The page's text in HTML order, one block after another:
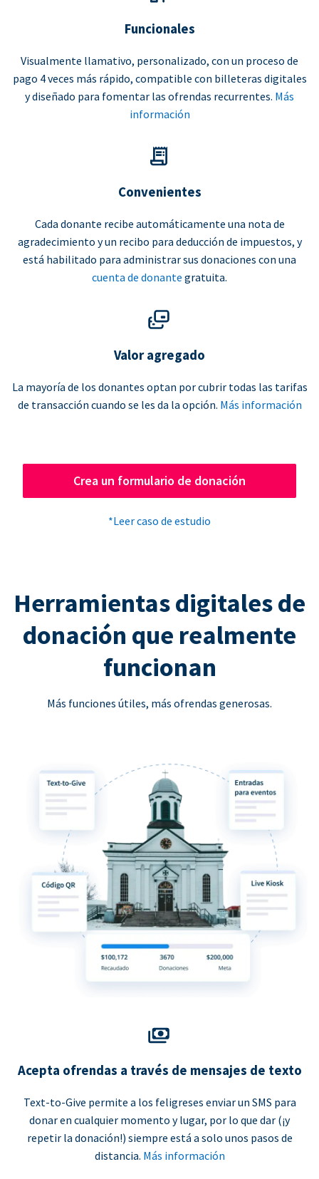
Funcionales
Visualmente llamativo, personalizado, con un proceso de
pago 4 veces más rápido, compatible con billeteras digitales
y diseñado para fomentar las ofrendas recurrentes. Más
información
Convenientes
Cada donante recibe automáticamente una nota de
agradecimiento y un recibo para deducción de impuestos, y
está habilitado para administrar sus donaciones con una
cuenta de donante gratuita.
Valor agregado
La mayoría de los donantes optan por cubrir todas las tarifas
de transacción cuando se les da la opción. Más información
Crea un formulario de donación
*Leer caso de estudio
Herramientas digitales de
donación que realmente
funcionan
Más funciones útiles, más ofrendas generosas.
Acepta ofrendas a través de mensajes de texto
Text-to-Give permite a los feligreses enviar un SMS para
donar en cualquier momento y lugar, por lo que dar (¡y
repetir la donación!) siempre está a solo unos pasos de
distancia. Más información